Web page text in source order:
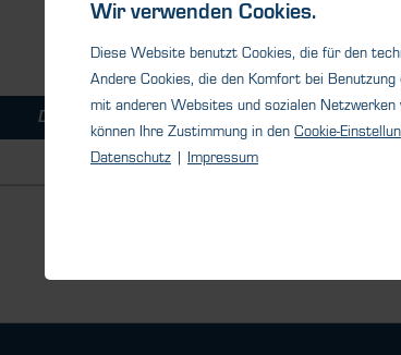
Details
Wir verwenden Cookies.
Diese Website benutzt Cookies, die für den
Andere Cookies, die den Komfort bei
mit anderen Websites und sozialen
können Ihre Zustimmung in den Cookie-
Datenschutz | Impressum